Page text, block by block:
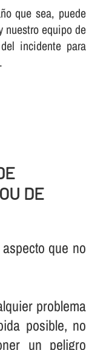
que sea, puede
nuestro equipo de
incidente para
DE
que no
problema
posible, no
un peligro